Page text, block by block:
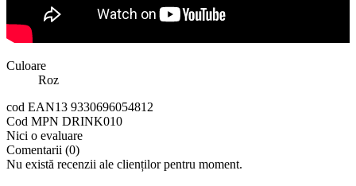
Culoare
Roz
cod EAN13 9330696054812
Cod MPN DRINK010
Nici o evaluare
Comentarii (0)
Nu există recenzii ale clienților pentru moment.